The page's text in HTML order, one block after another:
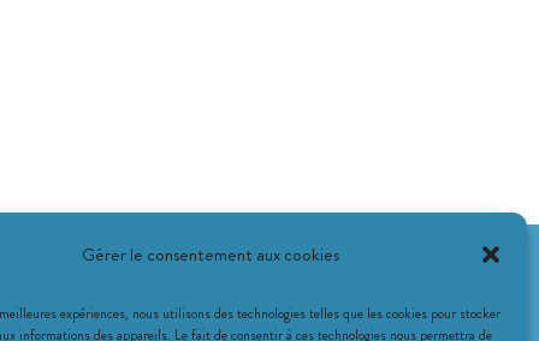
Gérer le consentement aux cookies
expériences, nous utilisons des technologies telles que les cookies pour stocker
informations des appareils. Le fait de consentir à ces technologies nous permettra de